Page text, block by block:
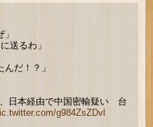
送るわ」
だ！？」
日本経由で中国密輸疑い 台
g984ZsZDvl